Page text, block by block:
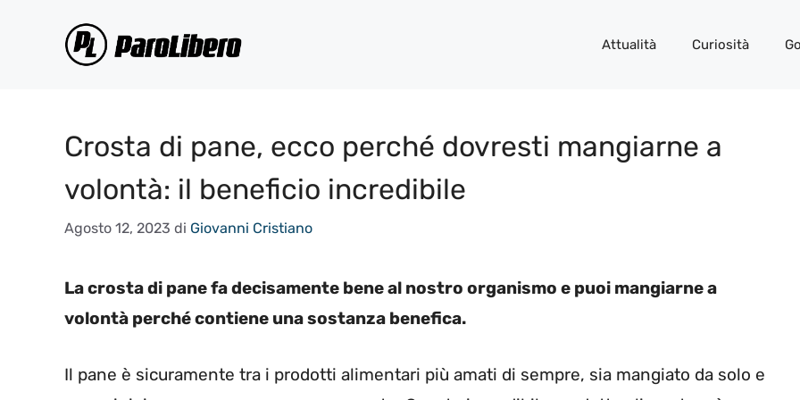
Attualità Curiosità
Crosta di pane, ecco perché dovresti mangiarne a
volontà: il beneficio incredibile
Agosto 12, 2023 di Giovanni Cristiano
La crosta di pane fa decisamente bene al nostro organismo e puoi mangiarne a
volontà perché contiene una sostanza benefica.
Il pane è sicuramente tra i prodotti alimentari più amati di sempre, sia mangiato da solo e